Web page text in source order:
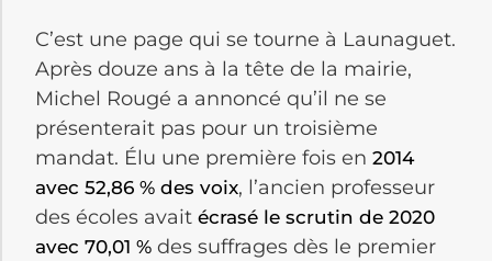
C’est une page qui se tourne à Launaguet.
Après douze ans à la tête de la mairie,
Michel Rougé a annoncé qu’il ne se
présenterait pas pour un troisième
mandat. Élu une première fois en 2014
avec 52,86 % des voix, l’ancien professeur
des écoles avait écrasé le scrutin de 2020
avec 70,01 % des suffrages dès le premier